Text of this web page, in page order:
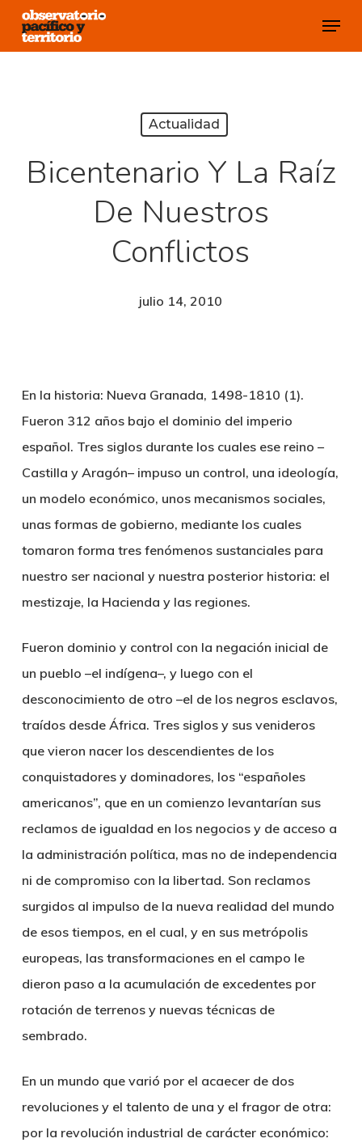
Skip
Menu
Actualidad
Bicentenario Y La Raíz
De Nuestros
Conflictos
julio 14, 2010
En la historia: Nueva Granada, 1498-1810 (1).
Fueron 312 años bajo el dominio del imperio
español. Tres siglos durante los cuales ese reino –
Castilla y Aragón– impuso un control, una ideología,
un modelo económico, unos mecanismos sociales,
unas formas de gobierno, mediante los cuales
tomaron forma tres fenómenos sustanciales para
nuestro ser nacional y nuestra posterior historia: el
mestizaje, la Hacienda y las regiones.
Fueron dominio y control con la negación inicial de
un pueblo –el indígena–, y luego con el
desconocimiento de otro –el de los negros esclavos,
traídos desde África. Tres siglos y sus venideros
que vieron nacer los descendientes de los
conquistadores y dominadores, los “españoles
americanos”, que en un comienzo levantarían sus
reclamos de igualdad en los negocios y de acceso a
la administración política, mas no de independencia
ni de compromiso con la libertad. Son reclamos
surgidos al impulso de la nueva realidad del mundo
de esos tiempos, en el cual, y en sus metrópolis
europeas, las transformaciones en el campo le
dieron paso a la acumulación de excedentes por
rotación de terrenos y nuevas técnicas de
sembrado.
En un mundo que varió por el acaecer de dos
revoluciones y el talento de una y el fragor de otra:
por la revolución industrial de carácter económico:
Close